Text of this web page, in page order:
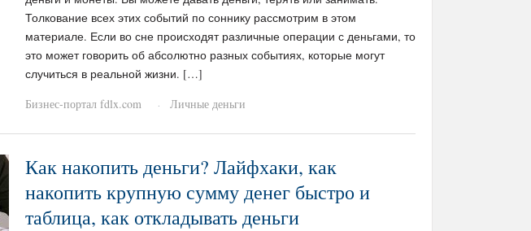
Толкование всех этих событий по соннику рассмотрим в этом
материале. Если во сне происходят различные операции с деньгами, то
это может говорить об абсолютно разных событиях, которые могут
случиться в реальной жизни. […]
Бизнес-портал fdlx.com
· Личные деньги
Как накопить деньги? Лайфхаки, как
накопить крупную сумму денег быстро и
таблица, как откладывать деньги